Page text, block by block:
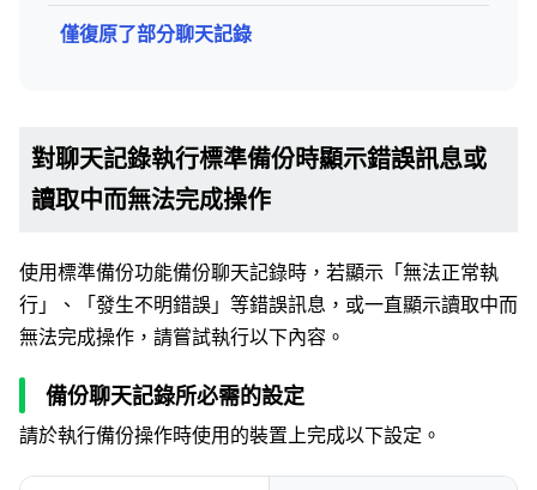
僅復原了部分聊天記錄
對聊天記錄執行標準備份時顯示錯誤訊息或
讀取中而無法完成操作
使用標準備份功能備份聊天記錄時，若顯示「無法正常執
行」、「發生不明錯誤」等錯誤訊息，或一直顯示讀取中而
無法完成操作，請嘗試執行以下內容。
備份聊天記錄所必需的設定
請於執行備份操作時使用的裝置上完成以下設定。